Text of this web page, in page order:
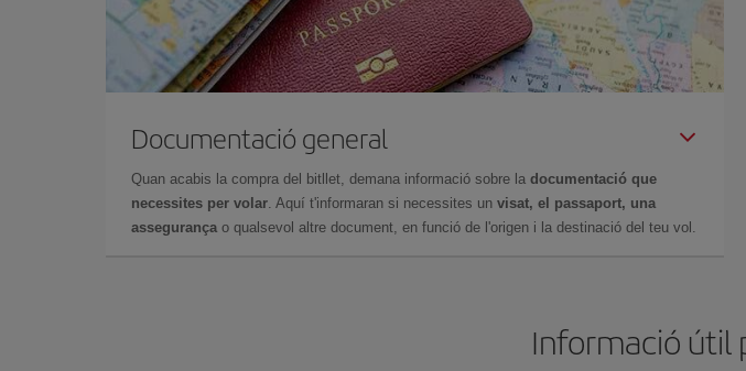
Documentació general
Quan acabis la compra del bitllet, demana informació sobre la documentació que
necessites per volar. Aquí t'informaran si necessites un visat, el passaport, una
assegurança o qualsevol altre document, en funció de l'origen i la destinació del teu vol.
Informació útil